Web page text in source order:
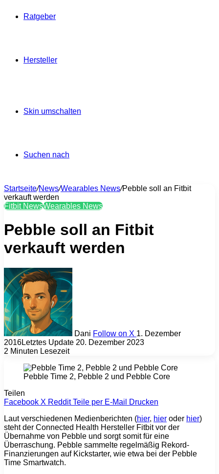
Ratgeber
Hersteller
Skin umschalten
Suchen nach
Startseite/News/Wearables News/Pebble soll an Fitbit
verkauft werden
Fitbit NewsWearables News
Pebble soll an Fitbit
verkauft werden
Dani Follow on X 1. Dezember
2016Letztes Update 20. Dezember 2023
2 Minuten Lesezeit
Pebble Time 2, Pebble 2 und Pebble Core
Teilen
Facebook X Reddit Teile per E-Mail
Drucken
Laut verschiedenen Medienberichten (hier, hier oder hier)
steht der Connected Health Hersteller Fitbit vor der
Übernahme von Pebble und sorgt somit für eine
Überraschung. Pebble sammelte regelmäßig Rekord-
Finanzierungen auf Kickstarter, wie etwa bei der Pebble
Time Smartwatch.